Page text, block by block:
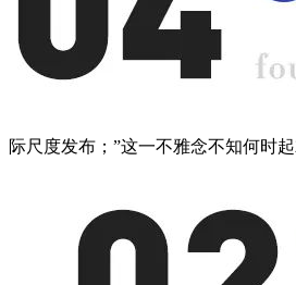
际尺度发布；”这一不雅念不知何时